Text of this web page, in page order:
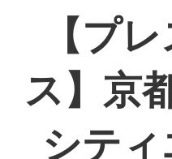
【プ
ス】京
シテ